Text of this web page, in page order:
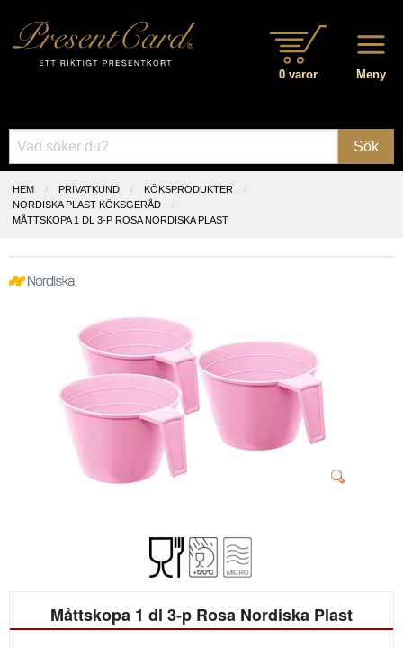
Meny
0 varor
Sök
HEM PRIVATKUND
KÖKSPRODUKTER
NORDISKA PLAST KÖKSGERÅD
MÅTTSKOPA 1 DL 3-P ROSA NORDISKA PLAST
Måttskopa 1 dl 3-p Rosa Nordiska Plast